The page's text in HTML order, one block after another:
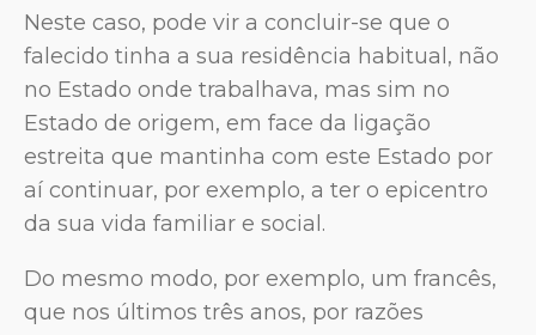
Neste caso, pode vir a concluir-se que o
falecido tinha a sua residência habitual, não
no Estado onde trabalhava, mas sim no
Estado de origem, em face da ligação
estreita que mantinha com este Estado por
aí continuar, por exemplo, a ter o epicentro
da sua vida familiar e social.
Do mesmo modo, por exemplo, um francês,
que nos últimos três anos, por razões